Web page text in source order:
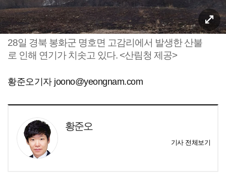
28일 경북 봉화군 명호면 고감리에서 발생한 산불
로 인해 연기가 치솟고 있다. <산림청 제공>
황준오기자 joono@yeongnam.com
황준오
기사 전체보기